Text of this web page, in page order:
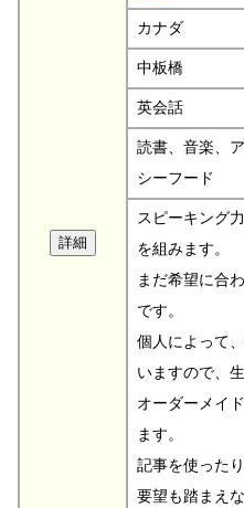
カナダ
中板橋
英会話
読書、音楽、
シーフード
スピーキング
を組みます。
まだ希望に合
です。
個人によって
いますので、
オーダーメイ
ます。
記事を使った
要望も踏まえ